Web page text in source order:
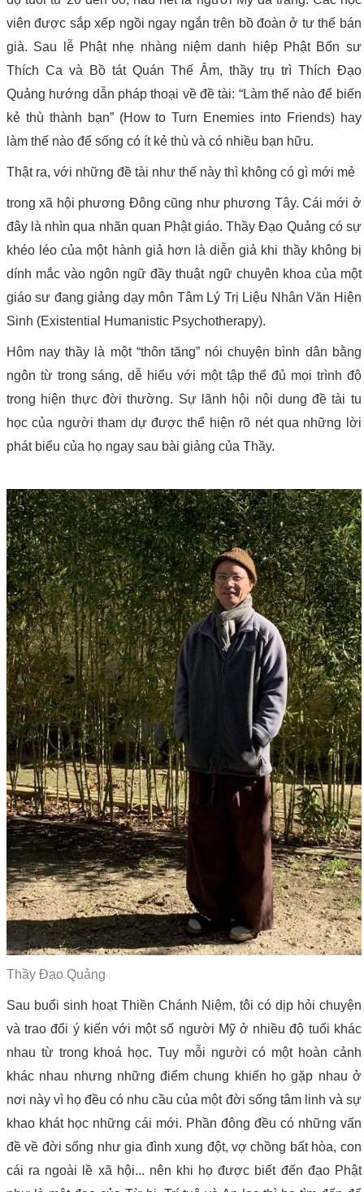
viên được sắp xếp ngồi ngay ngắn trên bồ đoàn ở tư thế bán
già. Sau lễ Phật nhẹ nhàng niệm danh hiệp Phật Bổn sư
Thích Ca và Bồ tát Quán Thế Âm, thầy trụ trì Thích Đạo
Quảng hướng dẫn pháp thoại về đề tài: “Làm thế nào để biến
kẻ thù thành bạn” (How to Turn Enemies into Friends) hay
làm thế nào để sống có ít kẻ thù và có nhiều bạn hữu.
Thật ra, với những đề tài như thế này thì không có gì mới mẻ
trong xã hội phương Đông cũng như phương Tây. Cái mới ở
đây là nhìn qua nhãn quan Phật giáo. Thầy Đạo Quảng có sự
khéo léo của một hành giả hơn là diễn giả khi thầy không bị
dính mắc vào ngôn ngữ đầy thuật ngữ chuyên khoa của một
giáo sư đang giảng dạy môn Tâm Lý Trị Liệu Nhân Văn Hiện
Sinh (Existential Humanistic Psychotherapy).
Hôm nay thầy là một “thôn tăng” nói chuyện bình dân bằng
ngôn từ trong sáng, dễ hiểu với một tập thể đủ mọi trình độ
trong hiện thực đời thường. Sự lãnh hội nội dung đề tài tu
học của người tham dự được thể hiện rõ nét qua những lời
phát biểu của họ ngay sau bài giảng của Thầy.
Thầy Đạo Quảng
Sau buổi sinh hoạt Thiền Chánh Niệm, tôi có dịp hỏi chuyện
và trao đổi ý kiến với một số người Mỹ ở nhiều độ tuổi khác
nhau từ trong khoá học. Tuy mỗi người có một hoàn cảnh
khác nhau nhưng những điểm chung khiến họ gặp nhau ở
nơi này vì họ đều có nhu cầu của một đời sống tâm linh và sự
khao khát học những cái mới. Phần đông đều có những vấn
đề về đời sống như gia đình xung đột, vợ chồng bất hòa, con
cái ra ngoài lề xã hội... nên khi họ được biết đến đạo Phật